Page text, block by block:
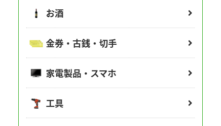
お酒
金券・古銭・切手
家電製品・スマホ
工具